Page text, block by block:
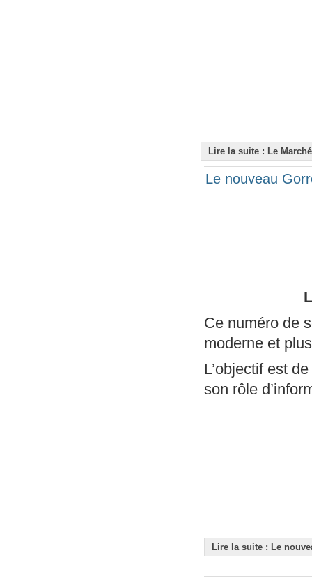
Lire la suite : Le
Le nouveau
Ce numéro de
moderne et
L’objectif est
son rôle
Lire la suite : Le